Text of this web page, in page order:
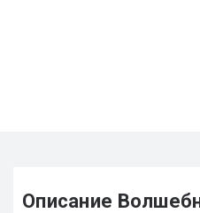
Описание